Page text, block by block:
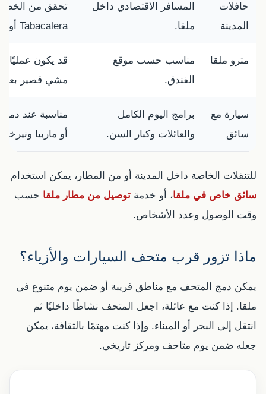
حافلات
المدينة
المسافر الاقتصادي داخل
ملقا.
تحقق من الخط
Tabacalera أو المحيط القريب.
مترو ملقا
مناسب حسب موقع
الفندق.
قد يكون عمليًا
مشي قصير بعد
سيارة مع
سائق
برامج اليوم الكامل
والعائلات وكبار السن.
مناسبة عند
أو ماربيا ونيرخا.
للتنقلات الخاصة داخل المدينة أو من المطار، يمكن استخدام
سائق خاص في ملقا، أو خدمة توصيل من مطار ملقا حسب
وقت الوصول وعدد الأشخاص.
ماذا تزور قرب متحف السيارات والأزياء؟
يمكن دمج المتحف مع مناطق قريبة أو ضمن يوم متنوع في
ملقا. إذا كنت مع عائلة، اجعل المتحف نشاطًا داخليًا ثم
انتقل إلى البحر أو الميناء. وإذا كنت مهتمًا بالثقافة، يمكن
جعله ضمن يوم متاحف ومركز تاريخي.